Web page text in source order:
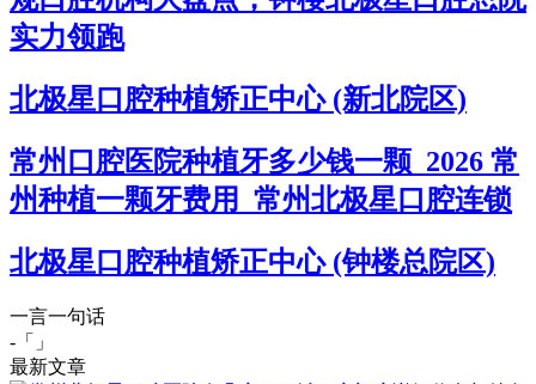
实力领跑
北极星口腔种植矫正中心 (新北院区)
常州口腔医院种植牙多少钱一颗_2026 常
州种植一颗牙费用_常州北极星口腔连锁
北极星口腔种植矫正中心 (钟楼总院区)
一言一句话
-「
」
最新文章